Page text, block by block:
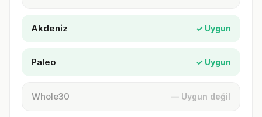
Akdeniz ✓ Uygun
Paleo ✓ Uygun
Whole30 — Uygun değil